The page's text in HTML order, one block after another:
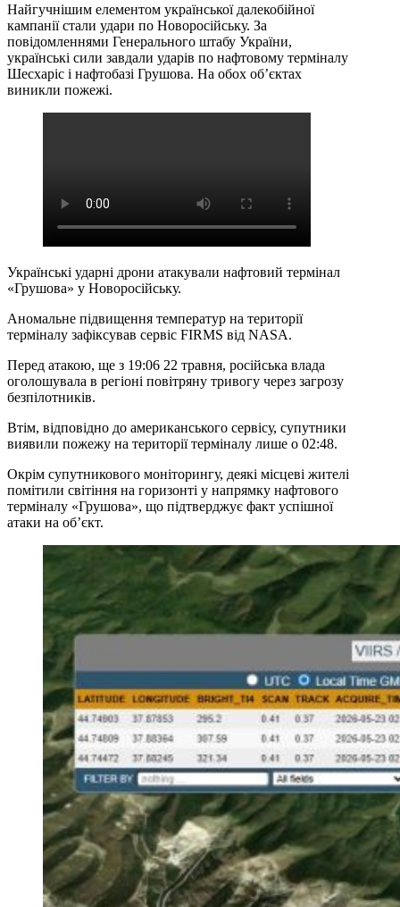
Найгучнішим елементом української далекобійної
кампанії стали удари по Новоросійську. За
повідомленнями Генерального штабу України,
українські сили завдали ударів по нафтовому терміналу
Шесхаріс і нафтобазі Грушова. На обох об’єктах
виникли пожежі.
Українські ударні дрони атакували нафтовий термінал
«Грушова» у Новоросійську.
Аномальне підвищення температур на території
терміналу зафіксував сервіс FIRMS від NASA.
Перед атакою, ще з 19:06 22 травня, російська влада
оголошувала в регіоні повітряну тривогу через загрозу
безпілотників.
Втім, відповідно до американського сервісу, супутники
виявили пожежу на території терміналу лише о 02:48.
Окрім супутникового моніторингу, деякі місцеві жителі
помітили світіння на горизонті у напрямку нафтового
терміналу «Грушова», що підтверджує факт успішної
атаки на об’єкт.